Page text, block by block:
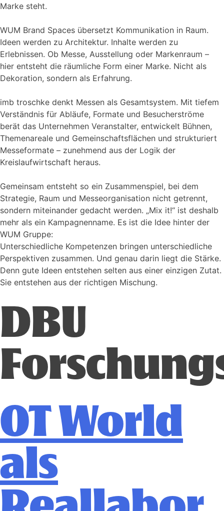
Marke steht.
WUM Brand Spaces übersetzt Kommunikation in Raum.
Ideen werden zu Architektur. Inhalte werden zu
Erlebnissen. Ob Messe, Ausstellung oder Markenraum –
hier entsteht die räumliche Form einer Marke. Nicht als
Dekoration, sondern als Erfahrung.
imb troschke denkt Messen als Gesamtsystem. Mit tiefem
Verständnis für Abläufe, Formate und Besucherströme
berät das Unternehmen Veranstalter, entwickelt Bühnen,
Themenareale und Gemeinschaftsflächen und strukturiert
Messeformate – zunehmend aus der Logik der
Kreislaufwirtschaft heraus.
Gemeinsam entsteht so ein Zusammenspiel, bei dem
Strategie, Raum und Messeorganisation nicht getrennt,
sondern miteinander gedacht werden. „Mix it!“ ist deshalb
mehr als ein Kampagnenname. Es ist die Idee hinter der
WUM Gruppe:
Unterschiedliche Kompetenzen bringen unterschiedliche
Perspektiven zusammen. Und genau darin liegt die Stärke.
Denn gute Ideen entstehen selten aus einer einzigen Zutat.
Sie entstehen aus der richtigen Mischung.
DBU
OT World
als